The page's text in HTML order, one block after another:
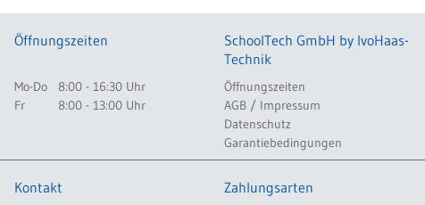
Öffnungszeiten
Mo-Do
8:00 - 16:30 Uhr
Fr
8:00 - 13:00 Uhr
SchoolTech GmbH by IvoHaas-
Technik
Öffnungszeiten
AGB / Impressum
Datenschutz
Garantiebedingungen
Kontakt Zahlungsarten